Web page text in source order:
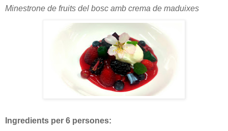
Minestrone de fruits del bosc amb crema de maduixes
Ingredients per 6 persones: